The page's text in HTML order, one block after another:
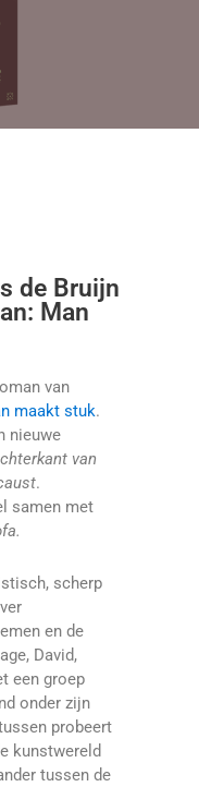
de Bruijn
Man
van
maakt stuk.
nieuwe
van
.
samen met
scherp
en de
David,
een groep
onder zijn
probeert
kunstwereld
tussen de